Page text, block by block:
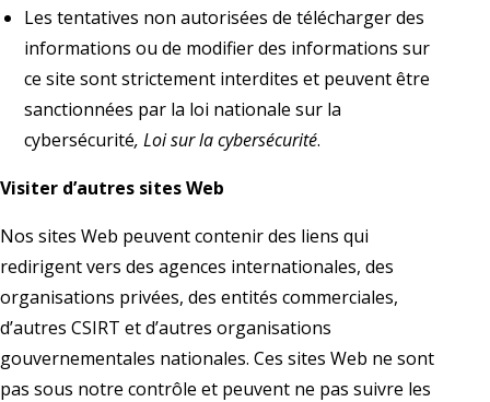
Les tentatives non autorisées de télécharger des
informations ou de modifier des informations sur
ce site sont strictement interdites et peuvent être
sanctionnées par la loi nationale sur la
cybersécurité, Loi sur la cybersécurité.
Visiter d’autres sites Web
Nos sites Web peuvent contenir des liens qui
redirigent vers des agences internationales, des
organisations privées, des entités commerciales,
d’autres CSIRT et d’autres organisations
gouvernementales nationales. Ces sites Web ne sont
pas sous notre contrôle et peuvent ne pas suivre les